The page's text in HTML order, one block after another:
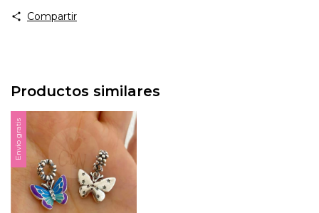
Compartir
Productos similares
Envío gratis